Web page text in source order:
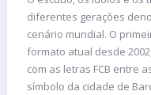
diferentes gerações
cenário mundial. O
formato atual desde
com as letras FCB entre
símbolo da cidade de